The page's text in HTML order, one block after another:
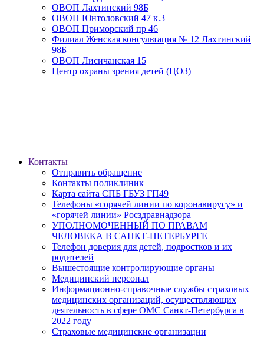
ОВОП Лахтинский 98Б
ОВОП Юнтоловский 47 к.3
ОВОП Приморский пр 46
Филиал Женская консультация № 12 Лахтинский
98Б
ОВОП Лисичанская 15
Центр охраны зрения детей (ЦОЗ)
Контакты
Отправить обращение
Контакты поликлиник
Карта сайта СПБ ГБУЗ ГП49
Телефоны «горячей линии по коронавирусу» и
«горячей линии» Росздравнадзора
УПОЛНОМОЧЕННЫЙ ПО ПРАВАМ
ЧЕЛОВЕКА В САНКТ-ПЕТЕРБУРГЕ
Телефон доверия для детей, подростков и их
родителей
Вышестоящие контролирующие органы
Медицинский персонал
Информационно-справочные службы страховых
медицинских организаций, осуществляющих
деятельность в сфере ОМС Санкт-Петербурга в
2022 году
Страховые медицинские организации